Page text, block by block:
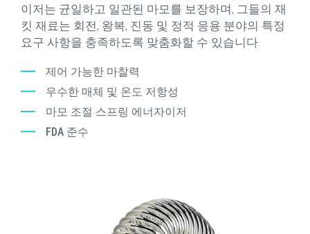
이저는 균일하고 일관된 마모를 보장하며, 그들의 재
킷 재료는 회전, 왕복, 진동 및 정적 응용 분야의 특정
요구 사항을 충족하도록 맞춤화할 수 있습니다.
제어 가능한 마찰력
우수한 매체 및 온도 저항성
마모 조절 스프링 에너자이저
FDA 준수